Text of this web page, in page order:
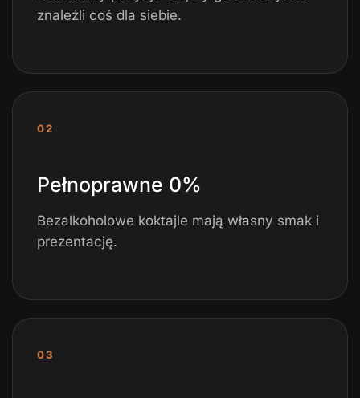
znaleźli coś dla siebie.
02
Pełnoprawne 0%
Bezalkoholowe koktajle mają własny smak i
prezentację.
03